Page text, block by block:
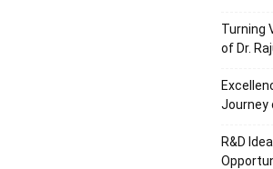
Turning
of Dr.
Journey
R&D